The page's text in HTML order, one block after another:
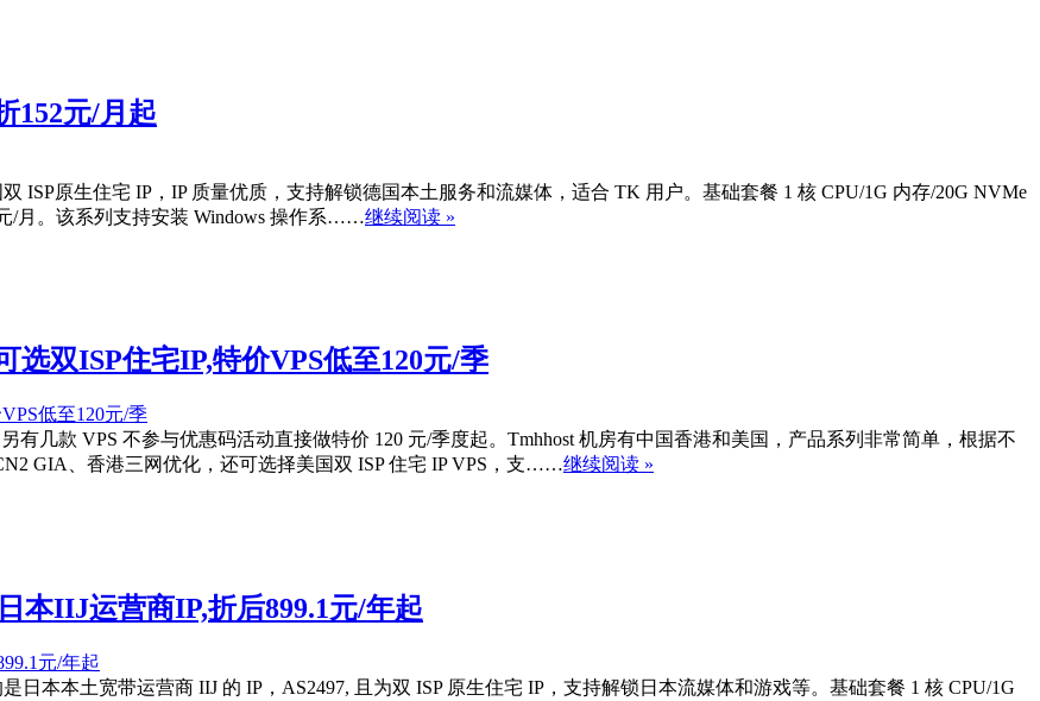
152元/月起
ISP原生住宅 IP，IP 质量优质，支持解锁德国本土服务和流媒体，适合 TK 用户。基础套餐 1 核 CPU/1G 内存/20G NVMe
/月。该系列支持安装 Windows 操作系……继续阅读 »
选双ISP住宅IP,特价VPS低至120元/季
有几款 VPS 不参与优惠码活动直接做特价 120 元/季度起。Tmhhost 机房有中国香港和美国，产品系列非常简单，根据不
GIA、香港三网优化，还可选择美国双 ISP 住宅 IP VPS，支……继续阅读 »
本IIJ运营商IP,折后899.1元/年起
日本本土宽带运营商 IIJ 的 IP，AS2497, 且为双 ISP 原生住宅 IP，支持解锁日本流媒体和游戏等。基础套餐 1 核 CPU/1G